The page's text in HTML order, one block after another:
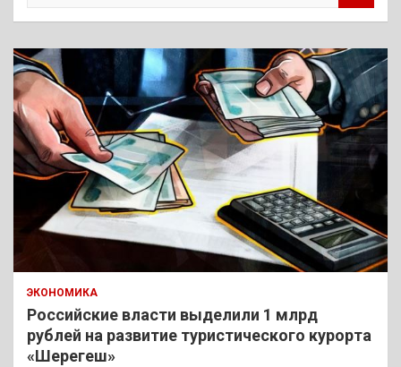
к
ЭКОНОМИКА
Российские власти выделили 1 млрд
рублей на развитие туристического курорта
«Шерегеш»